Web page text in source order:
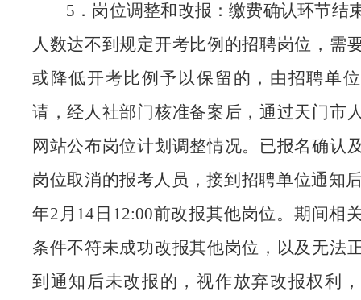
5．岗位调整和改报：缴费确认环节结
人数达不到规定开考比例的招聘岗位，需
或降低开考比例予以保留的，由招聘单
请，经人社部门核准备案后，通过天门市
网站公布岗位计划调整情况。已报名确认
岗位取消的报考人员，接到招聘单位通知
年2月14日12:00前改报其他岗位。期间相
条件不符未成功改报其他岗位，以及无法
到通知后未改报的，视作放弃改报权利